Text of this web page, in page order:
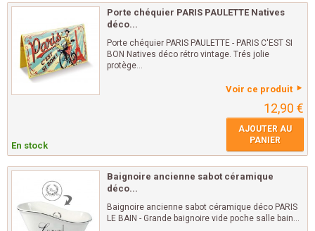
Porte chéquier PARIS PAULETTE Natives
déco...
Porte chéquier PARIS PAULETTE - PARIS C'EST SI
BON Natives déco rétro vintage. Trés jolie
protège...
Voir ce produit
12,90 €
En stock
AJOUTER AU
PANIER
Baignoire ancienne sabot céramique
déco...
Baignoire ancienne sabot céramique déco PARIS
LE BAIN - Grande baignoire vide poche salle bain...